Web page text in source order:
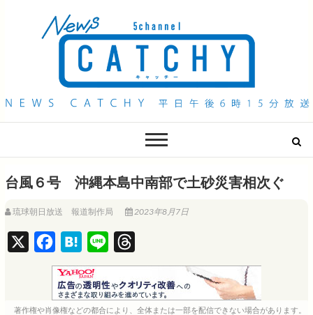
QAB NEWS Headline
台風６号 沖縄本島中南部で土砂災害相次ぐ
琉球朝日放送 報道制作局 2023年8月7日
a
c
e
H
a
t
e
i
n
e
h
r
e
著作権や肖像権などの都合により、全体または一部を配信できない場合があります。